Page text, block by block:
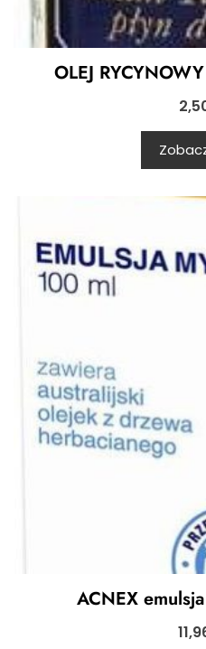
OLEJ
ACNEX